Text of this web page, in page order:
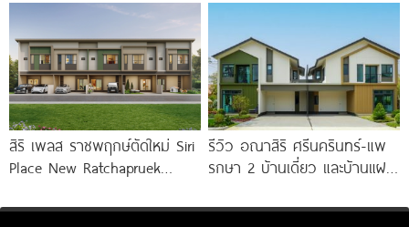
สิริ เพลส ราชพฤกษ์ตัดใหม่ Siri
Place New Ratchapruek
รีวิว อณาสิริ ศรีนครินทร์-แพ
รกษา 2 บ้านเดี่ยว และบ้านแฝด